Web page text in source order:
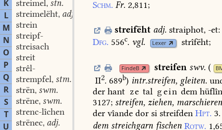
K
L
M
N
O
P
Q
R
S
T
U
streimel, stn.
streimelëht, adj.
strein
streipf-
streisach
streit
strêl-
strempfel, stm.
strën, swm.
strëne, swm.
strenc-lîchen
strënec, adj.
Schm. Fr. 2,811;
streifëht adj.straiphot,-et:
Dfg. 556c. vgl. Lexer strîfëht;
FindeB streifen swv. (
II2. 689b) intr.streifen, gleiten.
der hant ze tal gein demhüflîn
3127; streifen, ziehen,
der vîande dor si streifden Hpt. 3.
dem streichgarn fischen Rotw.